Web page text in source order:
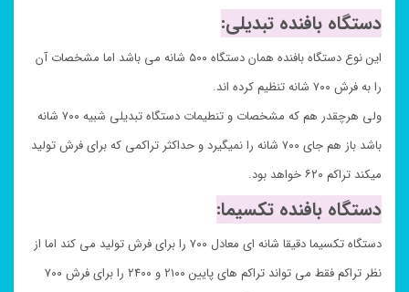
دستگاه بافنده تبدیلی:
این نوع دستگاه بافنده همان دستگاه ۵۰۰ شانه می باشد اما مشخصات آن
را به فرش ۷۰۰ شانه تنظیم کرده اند.
ولی هرچقدر هم که مشخصات و تنطیمات دستگاه تبدیلی شبیه ۷۰۰ شانه
باشد باز هم جای ۷۰۰ شانه را نمیگیرد و حداکثر تراکمی که برای فرش تولید
میکند تراکم ۶۲۰ خواهد بود.
دستگاه بافنده تکسیما:
دستگاه تکسیما دقیقا شانه ای معادل ۷۰۰ را برای فرش تولید می کند اما از
نظر تراکم فقط می تواند تراکم های پایین ۲۱۰۰ و ۲۴۰۰ را برای فرش ۷۰۰